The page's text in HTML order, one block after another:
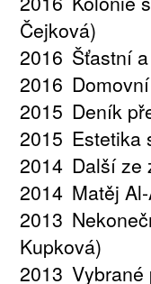
Čejková)
2016 Šťastní
2016
2015 Deník
2015 Estetika
2014 Další ze
2014 Matěj
2013
Kupková)
2013